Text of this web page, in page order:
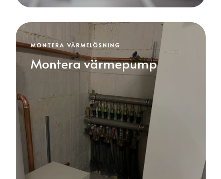
MONTERA VÄRMELÖSNING
Montera värmepump